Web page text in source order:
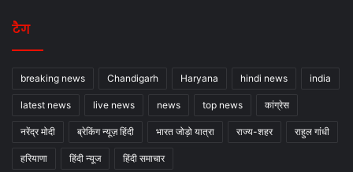
टैग
breaking news Chandigarh Haryana hindi news india
latest news live news news top news कांग्रेस
नरेंद्र मोदी ब्रेकिंग न्यूज़ हिंदी भारत जोड़ो यात्रा राज्य-शहर राहुल गांधी
हरियाणा हिंदी न्यूज हिंदी समाचार